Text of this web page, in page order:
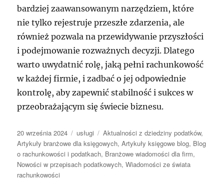
bardziej zaawansowanym narzędziem, które
nie tylko rejestruje przeszłe zdarzenia, ale
również pozwala na przewidywanie przyszłości
i podejmowanie rozważnych decyzji. Dlatego
warto uwydatnić rolę, jaką pełni rachunkowość
w każdej firmie, i zadbać o jej odpowiednie
kontrolę, aby zapewnić stabilność i sukces w
przeobrażającym się świecie biznesu.
Data
publikacji
20 września 2024 Kategorie
usługi Tagi
Aktualności z dziedziny podatków,
Artykuły branżowe dla księgowych,Artykuły księgowe blog, Blog
o rachunkowości i podatkach, Branżowe wiadomości dla firm,
Nowości w przepisach podatkowych,Wiadomości ze świata
rachunkowości